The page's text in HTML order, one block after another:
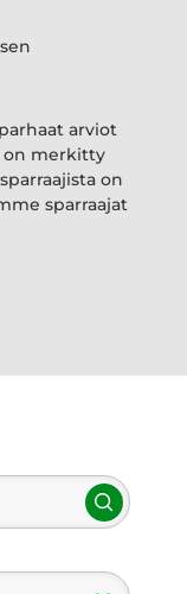
arviot
on merkitty
on
sparraajat
Hae